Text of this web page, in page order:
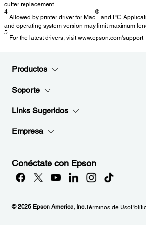
cutter replacement.
4
Allowed by printer driver for Mac
®
and PC.
and operating system version may limit maximum
5
For the latest drivers, visit www.epson.com/support
Productos
Soporte
Links Sugeridos
Empresa
Conéctate con Epson
© 2026 Epson America, Inc.Términos de Uso